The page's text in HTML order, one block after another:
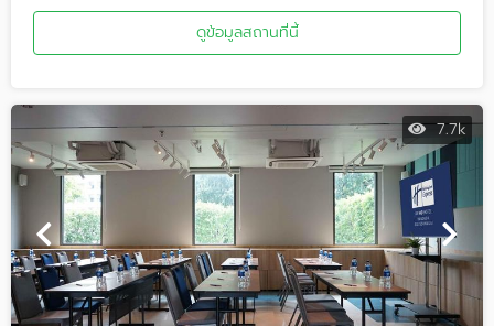
ดูข้อมูลสถานที่นี้
7.7k